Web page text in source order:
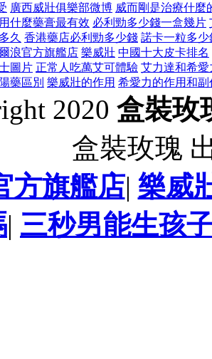
廣西威壯俱樂部微博 威而剛是治療什麼
什麼藥膏最有效 必利勁多少錢一盒幾片
久 香港藥店必利勁多少錢 諾卡一粒多少
浪官方旗艦店 樂威壯 中國十大皮卡排名
圖片 正常人吃萬艾可體驗 艾力達和希愛
藥區別 樂威壯的作用 希愛力的作用和副
2020 盒裝玫
盒裝玫瑰
方旗艦店| 樂威
| 三秒男能生孩